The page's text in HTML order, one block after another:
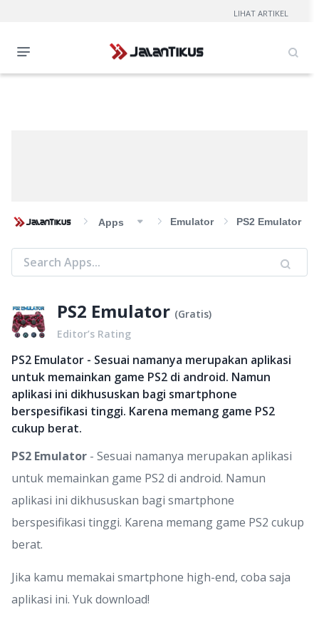
Apps Emulator PS2 Emulator
PS2 Emulator (Gratis)
Editor’s Rating
PS2 Emulator - Sesuai namanya merupakan aplikasi
untuk memainkan game PS2 di android. Namun
aplikasi ini dikhususkan bagi smartphone
berspesifikasi tinggi. Karena memang game PS2
cukup berat.
PS2 Emulator - Sesuai namanya merupakan aplikasi
untuk memainkan game PS2 di android. Namun
aplikasi ini dikhususkan bagi smartphone
berspesifikasi tinggi. Karena memang game PS2 cukup
berat.
Jika kamu memakai smartphone high-end, coba saja
aplikasi ini. Yuk download!
LIHAT ARTIKEL